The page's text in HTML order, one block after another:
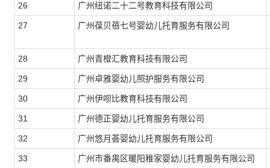
26 广州纽诺二十二号教育科技有限公司
27 广州葆贝蓓七号婴幼儿托育服务有限公司
28 广州青橙汇教育科技有限公司
29 广州卓雅婴幼儿照护服务有限公司
30 广州伊呗比教育科技有限公司
31 广州德正婴幼儿托育服务有限公司
32 广州悠月荟婴幼儿托育服务有限公司
33 广州市番禺区暖阳稚家婴幼儿托育服务有限公司